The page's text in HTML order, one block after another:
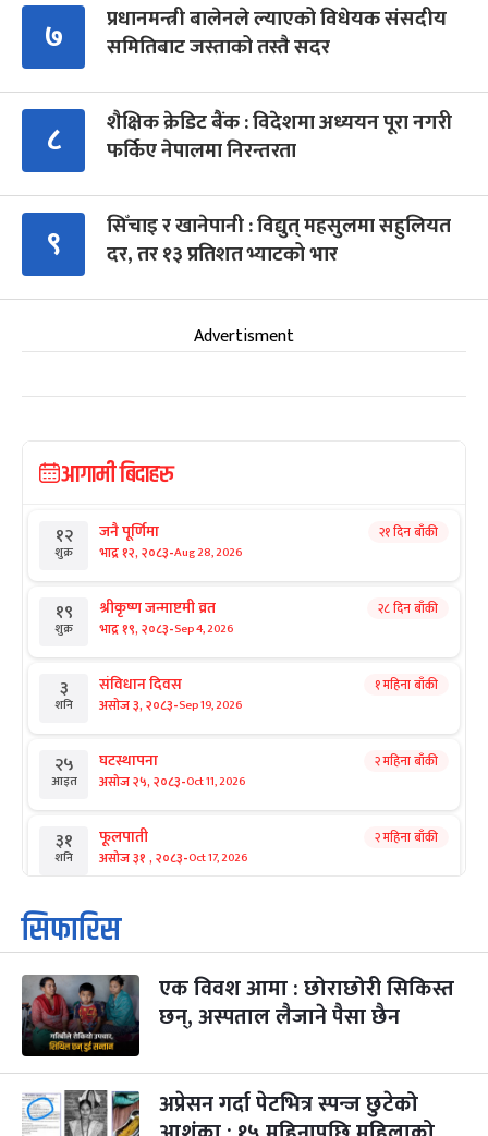
७
प्रधानमन्त्री बालेनले ल्याएको विधेयक संसदीय
समितिबाट जस्ताको तस्तै सदर
८
शैक्षिक क्रेडिट बैंक : विदेशमा अध्ययन पूरा नगरी
फर्किए नेपालमा निरन्तरता
९
सिँचाइ र खानेपानी : विद्युत् महसुलमा सहुलियत
दर, तर १३ प्रतिशत भ्याटको भार
Advertisment
आगामी बिदाहरु
१२
शुक्र
जनै पूर्णिमा
भाद्र १२, २०८३-Aug 28, 2026
२१ दिन बाँकी
१९
शुक्र
श्रीकृष्ण जन्माष्टमी व्रत
भाद्र १९, २०८३-Sep 4, 2026
२८ दिन बाँकी
३
शनि
संविधान दिवस
असोज ३, २०८३-Sep 19, 2026
१ महिना बाँकी
२५
आइत
घटस्थापना
असोज २५, २०८३-Oct 11, 2026
२ महिना बाँकी
३१
शनि
फूलपाती
असोज ३१ , २०८३-Oct 17, 2026
२ महिना बाँकी
१
आइत
कार्तिक सङ्क्रान्ति
कार्तिक १, २०८३
३
मंगल
महानवमी
कार्तिक ३, २०८३-Oct 20, 2026
२ महिना बाँकी
४
बुध कार्तिक ४, २०८३- Oct 21, 2026
सिफारिस
एक विवश आमा : छोराछोरी सिकिस्त
छन्, अस्पताल लैजाने पैसा छैन
अप्रेसन गर्दा पेटभित्र स्पन्ज छुटेको